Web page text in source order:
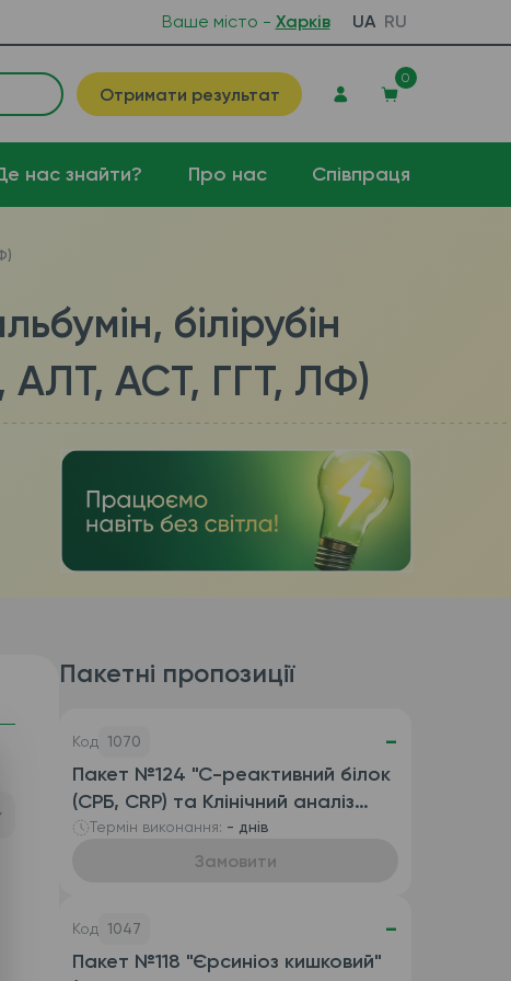
Ваше місто - Харків UA RU
Отримати результат
0
нас знайти? Про нас Співпраця
білірубін
АЛТ, АСТ, ГГТ, ЛФ)
Пакетні пропозиції
Код 1070 -
Пакет №124 "С-реактивний білок
(СРБ, CRP) та Клінічний аналіз
крові розгорнутий
(автоматизований з ШОЕ),
Термін виконання: - днів
Замовити
Код 1047 -
Пакет №118 "Єрсиніоз кишковий"